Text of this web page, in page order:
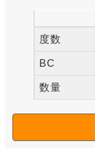
度数
BC
数量